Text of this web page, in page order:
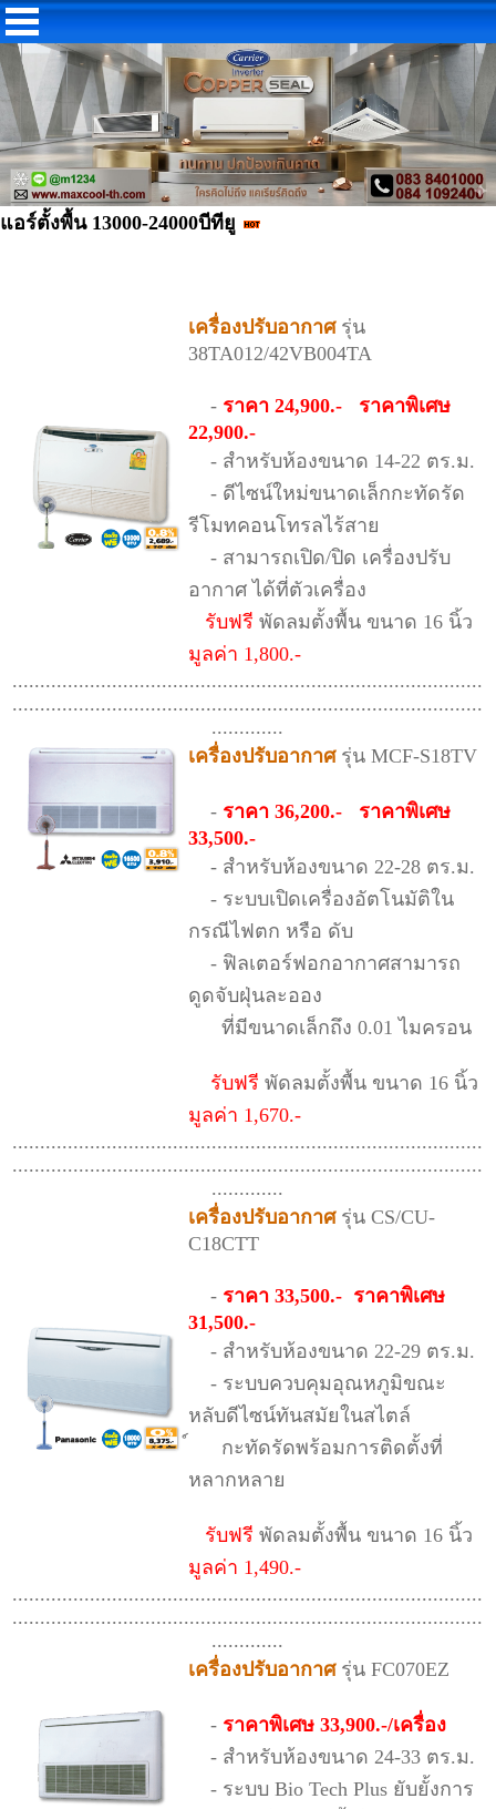
แอร์ตั้งพื้น 13000-24000บีทียู
เครื่องปรับอากาศรุ่น
38TA012/42VB004TA
- ราคา 24,900.- ราคาพิเศษ
22,900.-
- สำหรับห้องขนาด 14-22 ตร.ม.
- ดีไซน์ใหม่ขนาดเล็กกะทัดรัด
รีโมทคอนโทรลไร้สาย
- สามารถเปิด/ปิด เครื่องปรับ
อากาศ ได้ที่ตัวเครื่อง
รับฟรี พัดลมตั้งพื้น ขนาด 16 นิ้ว
มูลค่า 1,800.-
.....................................................................................
.....................................................................................
.............
เครื่องปรับอากาศรุ่น MCF-S18TV
- ราคา 36,200.- ราคาพิเศษ
33,500.-
- สำหรับห้องขนาด 22-28 ตร.ม.
- ระบบเปิดเครื่องอัตโนมัติใน
กรณีไฟตก หรือ ดับ
- ฟิลเตอร์ฟอกอากาศสามารถ
ดูดจับฝุ่นละออง
ที่มีขนาดเล็กถึง 0.01 ไมครอน
รับฟรี พัดลมตั้งพื้น ขนาด 16 นิ้ว
มูลค่า 1,670.-
.....................................................................................
.....................................................................................
.............
เครื่องปรับอากาศรุ่น CS/CU-
C18CTT
- ราคา 33,500.- ราคาพิเศษ
31,500.-
- สำหรับห้องขนาด 22-29 ตร.ม.
- ระบบควบคุมอุณหภูมิขณะ
หลับดีไซน์ทันสมัยในสไตล์
์ กะทัดรัดพร้อมการติดตั้งที่
หลากหลาย
รับฟรี พัดลมตั้งพื้น ขนาด 16 นิ้ว
มูลค่า 1,490.-
.....................................................................................
.....................................................................................
.............
เครื่องปรับอากาศรุ่น FC070EZ
- ราคาพิเศษ 33,900.-/เครื่อง
- สำหรับห้องขนาด 24-33 ตร.ม.
- ระบบ Bio Tech Plus ยับยั้งการ